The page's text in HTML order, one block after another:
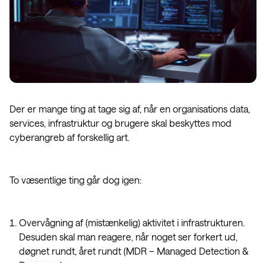
Der er mange ting at tage sig af, når en organisations data,
services, infrastruktur og brugere skal beskyttes mod
cyberangreb af forskellig art.
To væsentlige ting går dog igen:
Overvågning af (mistænkelig) aktivitet i infrastrukturen.
Desuden skal man reagere, når noget ser forkert ud,
døgnet rundt, året rundt (MDR – Managed Detection &